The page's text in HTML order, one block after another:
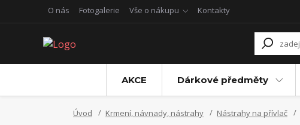
O nás Fotogalerie Vše o nákupu Kontakty
AKCE Dárkové předměty
Úvod Krmení, návnady, nástrahy Nástrahy na přívlač